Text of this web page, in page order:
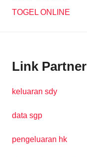
TOGEL ONLINE
Link Partner
keluaran sdy
data sgp
pengeluaran hk